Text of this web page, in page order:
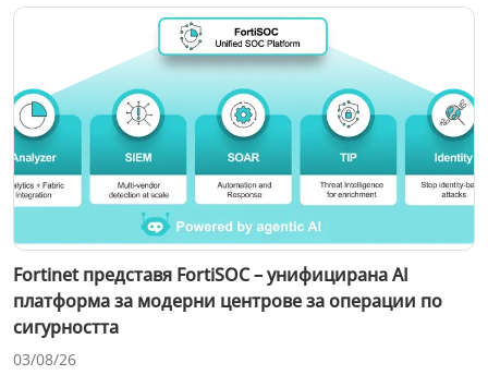
Fortinet представя FortiSOC – унифицирана AI
платформа за модерни центрове за операции по
сигурността
03/08/26